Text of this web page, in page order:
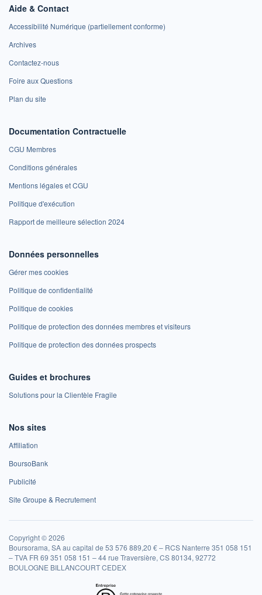
Aide & Contact
Accessibilité Numérique (partiellement conforme)
Archives
Contactez-nous
Foire aux Questions
Plan du site
Documentation Contractuelle
CGU Membres
Conditions générales
Mentions légales et CGU
Politique d'exécution
Rapport de meilleure sélection 2024
Données personnelles
Gérer mes cookies
Politique de confidentialité
Politique de cookies
Politique de protection des données membres et visiteurs
Politique de protection des données prospects
Guides et brochures
Solutions pour la Clientèle Fragile
Nos sites
Affiliation
BoursoBank
Publicité
Site Groupe & Recrutement
Copyright © 2026
Boursorama, SA au capital de 53 576 889,20 € – RCS Nanterre 351 058 151
– TVA FR 69 351 058 151 – 44 rue Traversière, CS 80134, 92772
BOULOGNE BILLANCOURT CEDEX